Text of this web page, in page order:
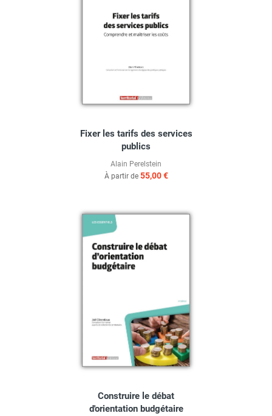
Fixer les tarifs des services
publics
Alain Perelstein
À partir de 55,00 €
Construire le débat
d'orientation budgétaire